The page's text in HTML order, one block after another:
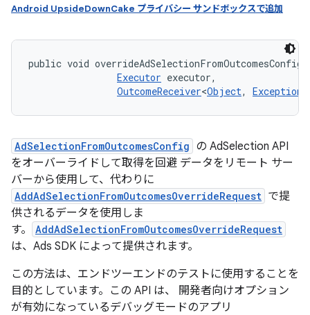
Android UpsideDownCake プライバシー サンドボックスで追加
public void
Executor executor,
OutcomeReceiver<Object, Exception
AdSelectionFromOutcomesConfig の AdSelection API
をオーバーライドして取得を回避 データをリモート サー
バーから使用して、代わりに
AddAdSelectionFromOutcomesOverrideRequest で提
供されるデータを使用しま
す。
AddAdSelectionFromOutcomesOverrideRequest
は、Ads SDK によって提供されます。
この方法は、エンドツーエンドのテストに使用することを
目的としています。この API は、 開発者向けオプション
が有効になっているデバッグモードのアプリ